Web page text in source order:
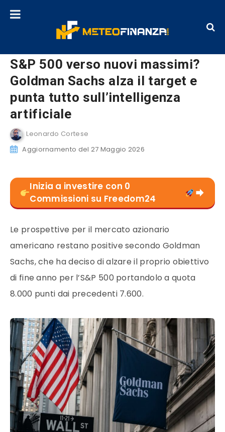
S&P 500 verso nuovi massimi?
Goldman Sachs alza il target e
punta tutto sull’intelligenza
artificiale
Leonardo Cortese
Aggiornamento del 27 Maggio 2026
Inizia a investire con 0
Commissioni su Freedom24
Le prospettive per il mercato azionario
americano restano positive secondo Goldman
Sachs, che ha deciso di alzare il proprio obiettivo
di fine anno per l’S&P 500 portandolo a quota
8.000 punti dai precedenti 7.600.